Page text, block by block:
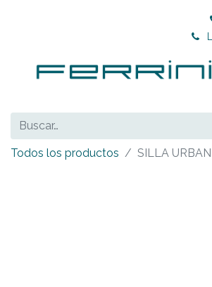
Todos los productos SILLA URBAN